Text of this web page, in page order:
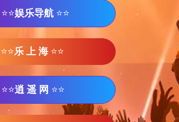
⭐⭐娱乐导航 ⭐⭐
⭐⭐乐 上 海 ⭐⭐
⭐⭐逍 遥 网 ⭐⭐